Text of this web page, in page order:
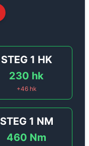
STEG 1 HK
230 hk
+46hk
STEG 1 NM
460 Nm